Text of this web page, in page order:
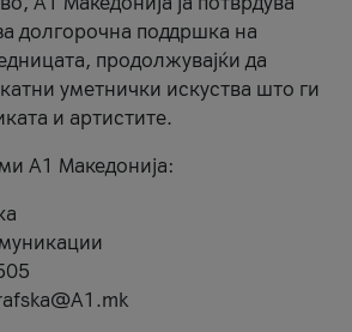
долгорочна поддршка на
продолжувајќи да
уметнички искуства што ги
и артистите.
А1 Македонија: